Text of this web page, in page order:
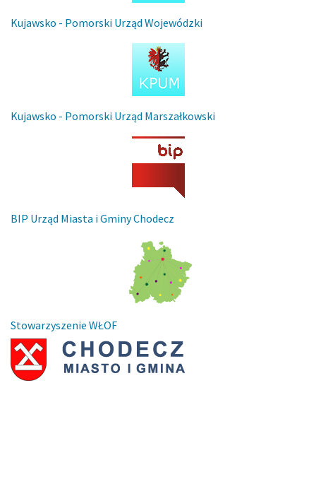
Kujawsko - Pomorski Urząd Wojewódzki
Kujawsko - Pomorski Urząd Marszałkowski
BIP Urząd Miasta i Gminy Chodecz
Stowarzyszenie WŁOF